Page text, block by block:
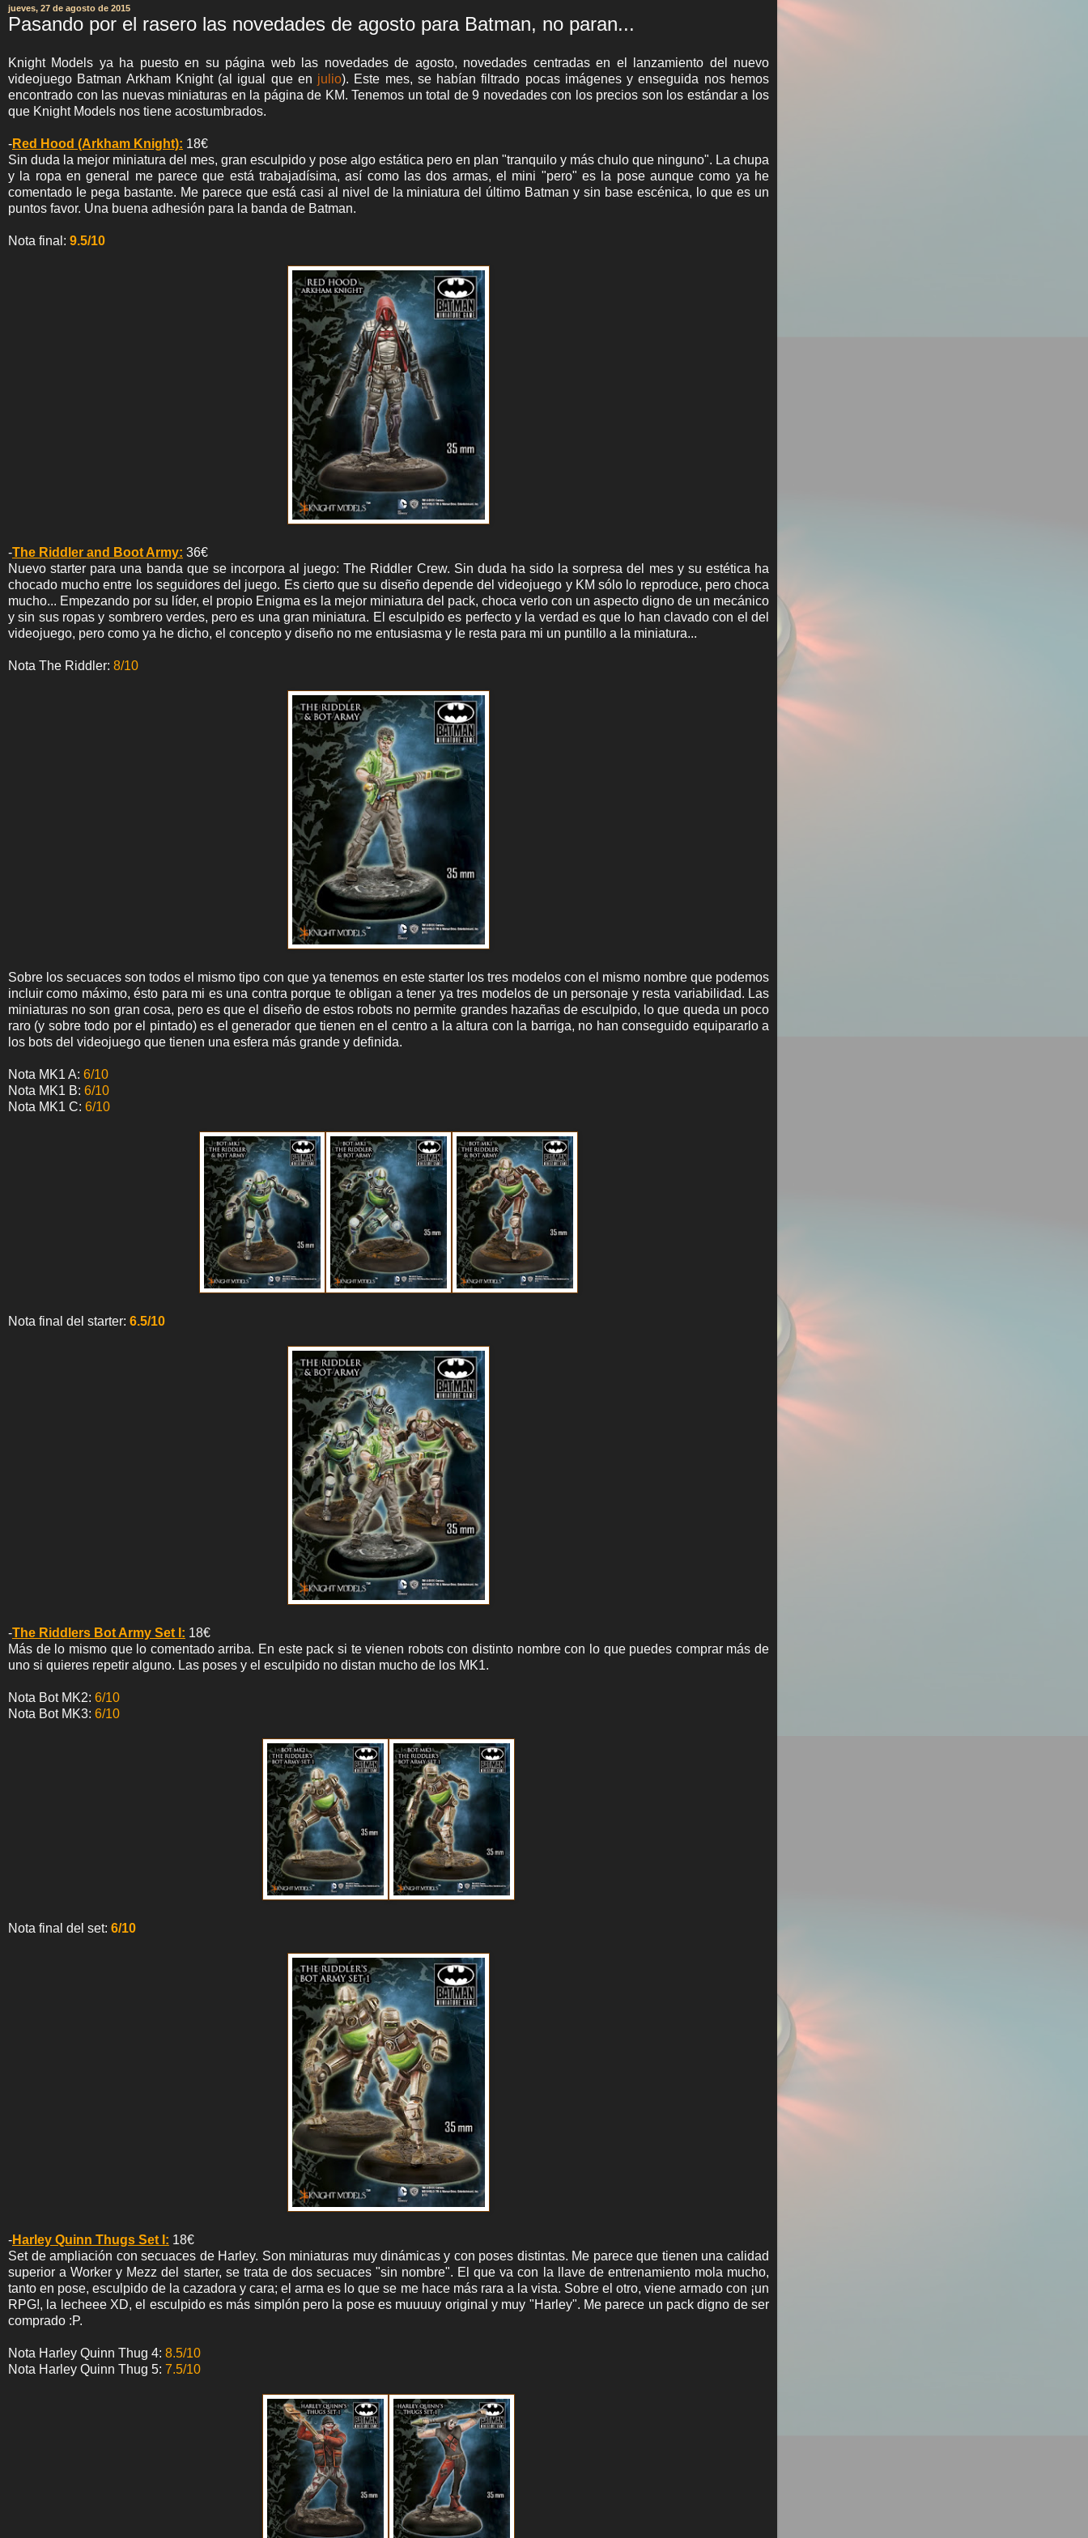
jueves, 27 de agosto de 2015
Pasando por el rasero las novedades de agosto para Batman, no paran...
Knight Models ya ha puesto en su página web las novedades de agosto, novedades centradas en el lanzamiento del nuevo
videojuego Batman Arkham Knight (al igual que en julio). Este mes, se habían filtrado pocas imágenes y enseguida nos hemos
encontrado con las nuevas miniaturas en la página de KM. Tenemos un total de 9 novedades con los precios son los estándar a los
que Knight Models nos tiene acostumbrados.
-Red Hood (Arkham Knight): 18€
Sin duda la mejor miniatura del mes, gran esculpido y pose algo estática pero en plan "tranquilo y más chulo que ninguno". La chupa
y la ropa en general me parece que está trabajadísima, así como las dos armas, el mini "pero" es la pose aunque como ya he
comentado le pega bastante. Me parece que está casi al nivel de la miniatura del último Batman y sin base escénica, lo que es un
puntos favor. Una buena adhesión para la banda de Batman.
Nota final: 9.5/10
-The Riddler and Boot Army: 36€
Nuevo starter para una banda que se incorpora al juego: The Riddler Crew. Sin duda ha sido la sorpresa del mes y su estética ha
chocado mucho entre los seguidores del juego. Es cierto que su diseño depende del videojuego y KM sólo lo reproduce, pero choca
mucho... Empezando por su líder, el propio Enigma es la mejor miniatura del pack, choca verlo con un aspecto digno de un mecánico
y sin sus ropas y sombrero verdes, pero es una gran miniatura. El esculpido es perfecto y la verdad es que lo han clavado con el del
videojuego, pero como ya he dicho, el concepto y diseño no me entusiasma y le resta para mi un puntillo a la miniatura...
Nota The Riddler: 8/10
Sobre los secuaces son todos el mismo tipo con que ya tenemos en este starter los tres modelos con el mismo nombre que podemos
incluir como máximo, ésto para mi es una contra porque te obligan a tener ya tres modelos de un personaje y resta variabilidad. Las
miniaturas no son gran cosa, pero es que el diseño de estos robots no permite grandes hazañas de esculpido, lo que queda un poco
raro (y sobre todo por el pintado) es el generador que tienen en el centro a la altura con la barriga, no han conseguido equipararlo a
los bots del videojuego que tienen una esfera más grande y definida.
Nota MK1 A: 6/10
Nota MK1 B: 6/10
Nota MK1 C: 6/10
Nota final del starter: 6.5/10
-The Riddlers Bot Army Set I: 18€
Más de lo mismo que lo comentado arriba. En este pack si te vienen robots con distinto nombre con lo que puedes comprar más de
uno si quieres repetir alguno. Las poses y el esculpido no distan mucho de los MK1.
Nota Bot MK2: 6/10
Nota Bot MK3: 6/10
Nota final del set: 6/10
-Harley Quinn Thugs Set I: 18€
Set de ampliación con secuaces de Harley. Son miniaturas muy dinámicas y con poses distintas. Me parece que tienen una calidad
superior a Worker y Mezz del starter, se trata de dos secuaces "sin nombre". El que va con la llave de entrenamiento mola mucho,
tanto en pose, esculpido de la cazadora y cara; el arma es lo que se me hace más rara a la vista. Sobre el otro, viene armado con ¡un
RPG!, la lecheee XD, el esculpido es más simplón pero la pose es muuuuy original y muy "Harley". Me parece un pack digno de ser
comprado :P.
Nota Harley Quinn Thug 4: 8.5/10
Nota Harley Quinn Thug 5: 7.5/10